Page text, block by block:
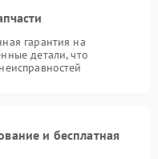
гарантия на
детали, что
и бесплатная